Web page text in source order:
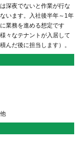
深夜でないと作業が行な
います。入社後半年～1年
業務を進める想定です
々なテナントが入居して
んだ後に担当します）。